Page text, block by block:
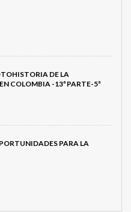
DE LA
COLOMBIA -13ª PARTE-5ª
PARA LA